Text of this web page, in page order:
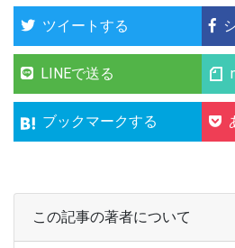
ツイートする
LINEで送る
ブックマークする
この記事の著者について